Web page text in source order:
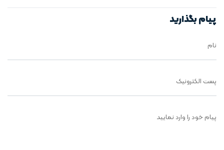
آینده
توسعه شهری
پیام بگذارید
نام
پست الکترونیک
پیام خود را وارد نمایید